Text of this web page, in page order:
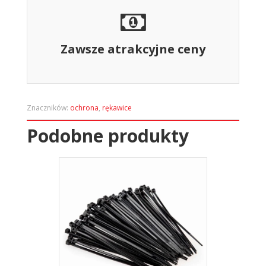
Zawsze atrakcyjne ceny
Znaczników: ochrona, rękawice
Podobne produkty